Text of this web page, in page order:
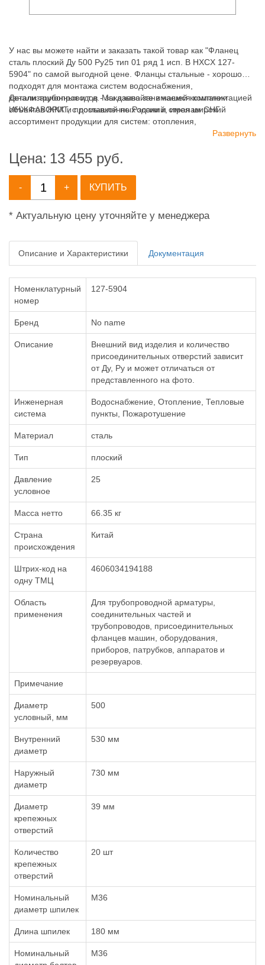
У нас вы можете найти и заказать такой товар как "Фланец
сталь плоский Ду 500 Ру25 тип 01 ряд 1 исп. B HXCX 127-
5904" по самой выгодной цене. Фланцы стальные - хорошо
подходят для монтажа систем водоснабжения,
канализационных и т.д. Мы давно занимаемся комплектацией
объектов ЖКХ и промышленных зданий, имея широкий
ассортимент продукции для систем: отопления,
Детали трубопроводов - заказывайте в нашей компании
ИНЖФАВОРИТ, с доставкой по России и странам СНГ.
Развернуть
Цена: 13 455 руб.
- + КУПИТЬ
* Актуальную цену уточняйте у менеджера
Описание и Характеристики Документация
Номенклатурный
номер
127-5904
Бренд No name
Описание
Внешний вид изделия и количество
присоединительных отверстий зависит
от Ду, Ру и может отличаться от
представленного на фото.
Инженерная
система
Водоснабжение, Отопление, Тепловые
пункты, Пожаротушение
Материал сталь
Тип плоский
Давление
условное
25
Масса нетто 66.35 кг
Страна
происхождения
Китай
Штрих-код на
одну ТМЦ
4606034194188
Область
применения
Для трубопроводной арматуры,
соединительных частей и
трубопроводов, присоединительных
фланцев машин, оборудования,
приборов, патрубков, аппаратов и
резервуаров.
Примечание
Диаметр
условный, мм
500
Внутренний
диаметр
530 мм
Наружный
диаметр
730 мм
Диаметр
крепежных
отверстий
39 мм
Количество
крепежных
отверстий
20 шт
Номинальный
диаметр шпилек
М36
Длина шпилек 180 мм
Номинальный
М36